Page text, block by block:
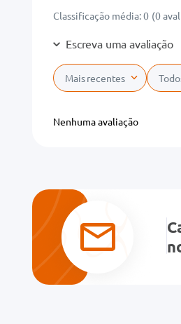
Classificação média: 0 (0
Escreva uma avaliação
Adicionar
Avalie o produto de
★★★
Seu nome
Mais recentes
Nenhuma avaliação